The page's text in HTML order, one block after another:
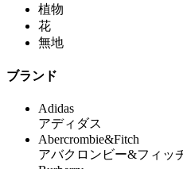
植物
花
無地
ブランド
Adidas
アディダス
Abercrombie&Fitch
アバクロンビー&フィッ